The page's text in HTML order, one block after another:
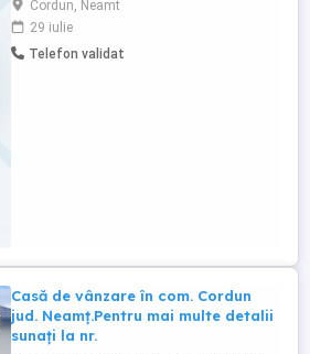
pe bază de biogaz, transformând materia
organică în energie curată. Pentru sediul
nostru din Cordun, judetul Neamt, suntem
Cordun, Neamt
29 iulie
Telefon validat
Casă de vânzare în com. Cordun
jud. Neamț.Pentru mai multe detalii
sunați la nr.